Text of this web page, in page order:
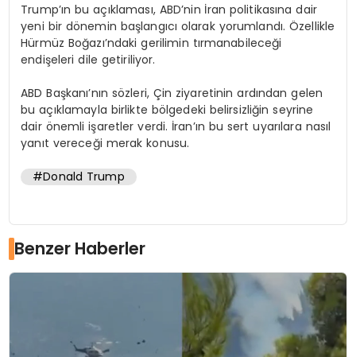
Trump’ın bu açıklaması, ABD’nin İran politikasına dair
yeni bir dönemin başlangıcı olarak yorumlandı. Özellikle
Hürmüz Boğazı’ndaki gerilimin tırmanabileceği
endişeleri dile getiriliyor.
ABD Başkanı’nın sözleri, Çin ziyaretinin ardından gelen
bu açıklamayla birlikte bölgedeki belirsizliğin seyrine
dair önemli işaretler verdi. İran’ın bu sert uyarılara nasıl
yanıt vereceği merak konusu.
#Donald Trump
Benzer Haberler